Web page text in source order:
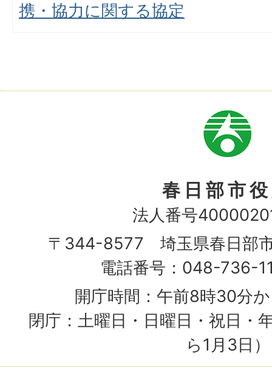
携・協力に関する協定
市
章
春日部市
法人番号
〒344-8577 埼玉県春日部
電話番号：048-736-
開庁時間：午前8時30分
閉庁：土曜日・日曜日・祝日・
ら1月3日）